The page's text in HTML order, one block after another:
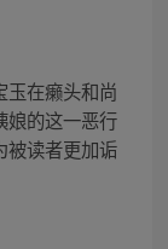
玉在癞头和尚
娘的这一恶行
被读者更加诟